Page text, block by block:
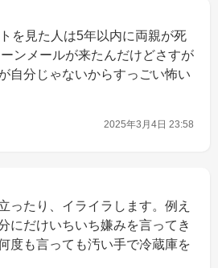
を見た人は5年以内に両親が死
ンメールが来たんだけどさすが
自分じゃないからすっごい怖い
2025年3月4日 23:58
ったり、イライラします。例え
にだけいちいち嫌みを言ってき
度も言っても汚い手で冷蔵庫を